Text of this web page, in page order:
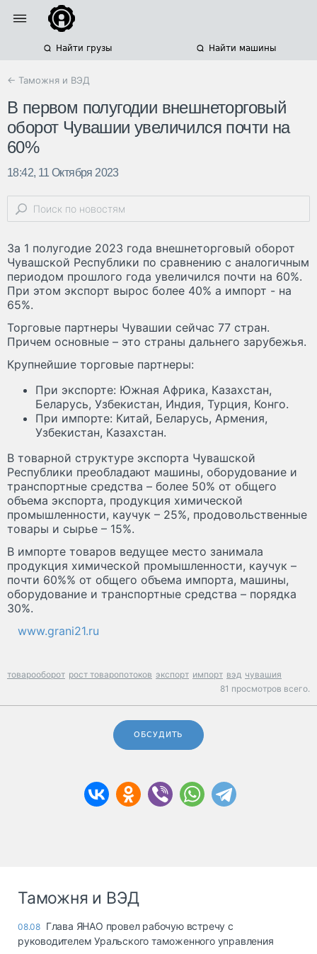
Найти грузы Найти машины
← Таможня и ВЭД
В первом полугодии внешнеторговый
оборот Чувашии увеличился почти на
60%
18:42, 11 Октября 2023
За 1 полугодие 2023 года внешнеторговый оборот
Чувашской Республики по сравнению с аналогичным
периодом прошлого года увеличился почти на 60%.
При этом экспорт вырос более 40% а импорт - на
65%.
Торговые партнеры Чувашии сейчас 77 стран.
Причем основные – это страны дальнего зарубежья.
Крупнейшие торговые партнеры:
При экспорте: Южная Африка, Казахстан,
Беларусь, Узбекистан, Индия, Турция, Конго.
При импорте: Китай, Беларусь, Армения,
Узбекистан, Казахстан.
В товарной структуре экспорта Чувашской
Республики преобладают машины, оборудование и
транспортные средства – более 50% от общего
объема экспорта, продукция химической
промышленности, каучук – 25%, продовольственные
товары и сырье – 15%.
В импорте товаров ведущее место занимала
продукция химической промышленности, каучук –
почти 60%% от общего объема импорта, машины,
оборудование и транспортные средства – порядка
30%.
www.grani21.ru
товарооборот рост товаропотоков экспорт импорт вэд чувашия
81 просмотров всего.
ОБСУДИТЬ
Таможня и ВЭД
08.08 Глава ЯНАО провел рабочую встречу с
руководителем Уральского таможенного управления